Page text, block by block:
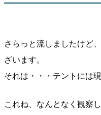
さらっと流しましたけど
ざいます。
それは・・・テントには
これね、なんとなく観察